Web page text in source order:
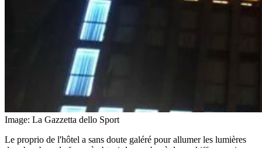
Image: La Gazzetta dello Sport
Le proprio de l'hôtel a sans doute galéré pour allumer les lumières